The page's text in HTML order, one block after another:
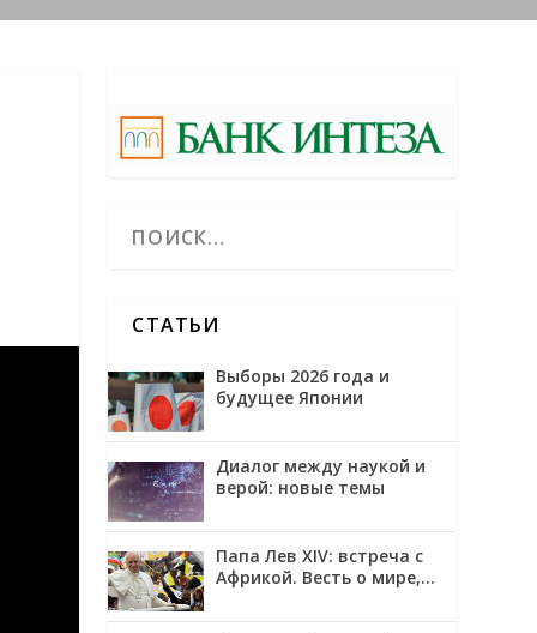
СТАТЬИ
Выборы 2026 года и
будущее Японии
Диалог между наукой и
верой: новые темы
Папа Лев XIV: встреча с
Африкой. Весть о мире,